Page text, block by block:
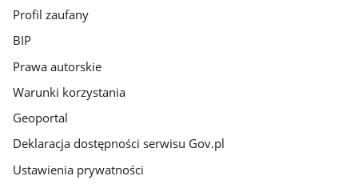
Profil zaufany
BIP
Prawa autorskie
Warunki korzystania
Geoportal
Deklaracja dostępności serwisu Gov.pl
Ustawienia prywatności